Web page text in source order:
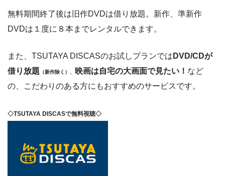
無料期間終了後は旧作DVDは借り放題。新作、準新作
DVDは１度に８本までレンタルできます。
また、TSUTAYA DISCASのお試しプランでは DVD/CDが
借り放題 （新作除く） 。 映画は自宅の大画面で見たい！ など
の、こだわりのある方にもおすすめのサービスです。
◇TSUTAYA DISCASで無料視聴◇